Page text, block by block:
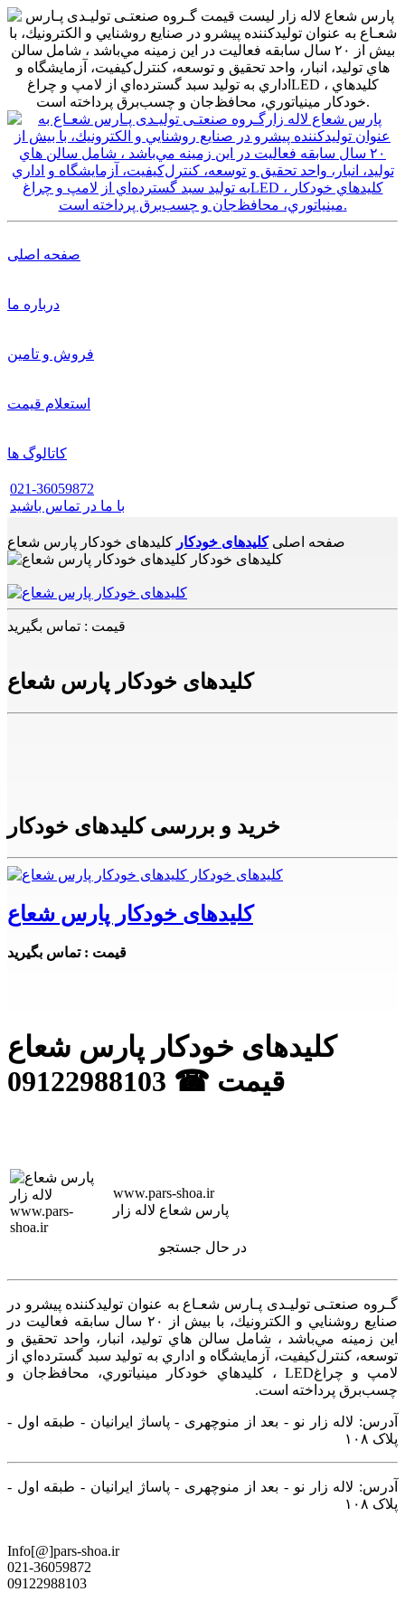
صفحه اصلی
درباره ما
فروش و تامین
استعلام قیمت
کاتالوگ ها
021-36059872
با ما در تماس باشید
صفحه اصلیکلیدهای خودکار کلیدهای خودکار پارس شعاع
قیمت : تماس بگیرید
کلیدهای خودکار پارس شعاع
خرید و بررسی کلیدهای خودکار
کلیدهای خودکار پارس شعاع
قیمت : تماس بگیرید
کلیدهای خودکار پارس شعاع
قیمت ☎ 09122988103
www.pars-shoa.ir
پارس شعاع لاله زار
در حال جستجو
گـروه صنعتـی تولیـدی پـارس شعـاع به عنوان توليدكننده پيشرو در
صنايع روشنايي و الكترونيك، با بيش از ۲۰ سال سابقه فعاليت در
اين زمينه‌ مي‌باشد ، شامل سالن هاي توليد، انبار، واحد تحقيق و
توسعه، كنترل‌كيفيت، آزمايشگاه و اداري به توليد سبد گسترده‌اي از
لامپ و چراغ‌LED ، كليدهاي خودكار مينياتوري، محافظ‌جان و
چسب‌برق پرداخته است.
آدرس: لاله زار نو - بعد از منوچهری - پاساژ ایرانیان - طبقه اول -
پلاک ۱۰۸
آدرس: لاله زار نو - بعد از منوچهری - پاساژ ایرانیان - طبقه اول -
پلاک ۱۰۸
Info[@]pars-shoa.ir
021-36059872
09122988103